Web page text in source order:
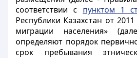
соответствии с пунктом 1
Республики Казахстан от
миграции населения»
определяют порядок
срок пребывания